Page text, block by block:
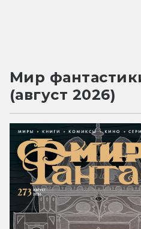
Мир
(август 2026)